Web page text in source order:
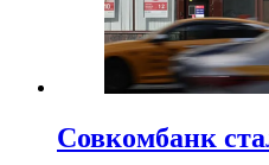
Совкомбанк